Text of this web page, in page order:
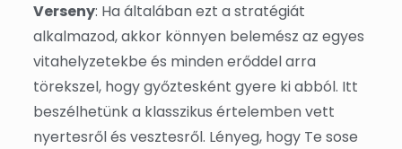
Verseny: Ha általában ezt a stratégiát
alkalmazod, akkor könnyen belemész az egyes
vitahelyzetekbe és minden erőddel arra
törekszel, hogy győztesként gyere ki abból. Itt
beszélhetünk a klasszikus értelemben vett
nyertesről és vesztesről. Lényeg, hogy Te sose